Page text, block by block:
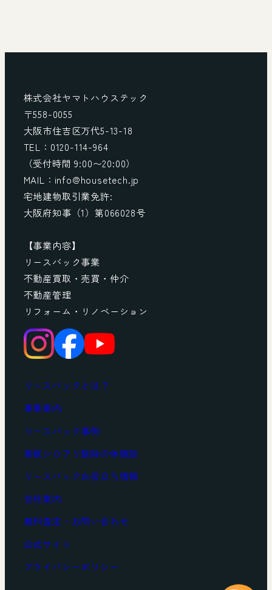
株式会社ヤマトハウステック
〒558-0055
大阪市住吉区万代5-13-18
TEL：0120-114-964
（受付時間 9:00〜20:00）
MAIL：info@housetech.jp
宅地建物取引業免許:
大阪府知事（1）第066028号
【事業内容】
リースバック事業
不動産買取・売買・仲介
不動産管理
リフォーム・リノベーション
リースバックとは？
事業案内
リースバック事例
害獣シロアリ駆除の体験談
リースバックお役立ち情報
会社案内
無料査定・お問い合わせ
公式サイト
プライバシーポリシー